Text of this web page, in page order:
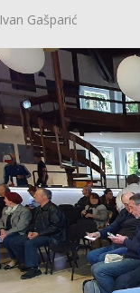
Ivan Gašparić